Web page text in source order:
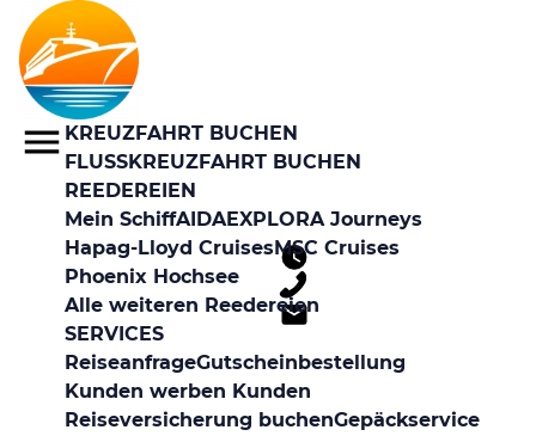
KREUZFAHRT BUCHEN
FLUSSKREUZFAHRT BUCHEN
REEDEREIEN
Mein SchiffAIDAEXPLORA Journeys
Hapag-Lloyd CruisesMSC Cruises
Phoenix Hochsee
Alle weiteren Reedereien
SERVICES
ReiseanfrageGutscheinbestellung
Kunden werben Kunden
Reiseversicherung buchenGepäckservice